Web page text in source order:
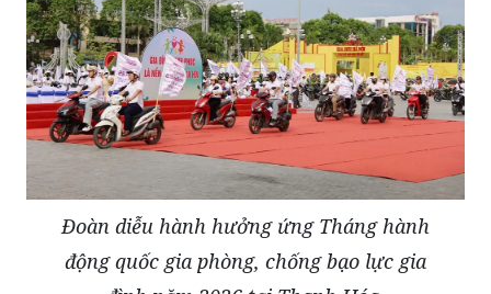
Đoàn diễu hành hưởng ứng Tháng hành
động quốc gia phòng, chống bạo lực gia